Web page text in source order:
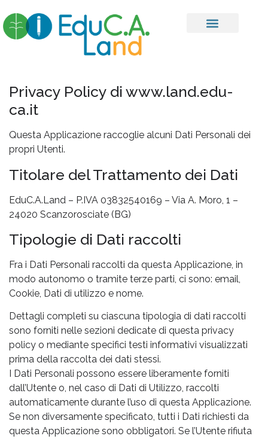
Privacy Policy di www.land.edu-
ca.it
Questa Applicazione raccoglie alcuni Dati Personali dei
propri Utenti.
Titolare del Trattamento dei Dati
EduC.A.Land – P.IVA 03832540169 – Via A. Moro, 1 –
24020 Scanzorosciate (BG)
Tipologie di Dati raccolti
Fra i Dati Personali raccolti da questa Applicazione, in
modo autonomo o tramite terze parti, ci sono: email,
Cookie, Dati di utilizzo e nome.
Dettagli completi su ciascuna tipologia di dati raccolti
sono forniti nelle sezioni dedicate di questa privacy
policy o mediante specifici testi informativi visualizzati
prima della raccolta dei dati stessi.
I Dati Personali possono essere liberamente forniti
dall’Utente o, nel caso di Dati di Utilizzo, raccolti
automaticamente durante l’uso di questa Applicazione.
Se non diversamente specificato, tutti i Dati richiesti da
questa Applicazione sono obbligatori. Se l’Utente rifiuta